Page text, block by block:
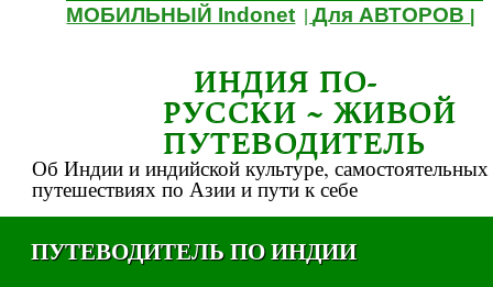
МОБИЛЬНЫЙ Indonet |Для АВТОРОВ
ИНДИЯ ПО-
РУССКИ ~ ЖИВОЙ
ПУТЕВОДИТЕЛЬ
Об Индии и индийской культуре, самостоятельных
путешествиях по Азии и пути к себе
ПУТЕВОДИТЕЛЬ ПО ИНДИИ